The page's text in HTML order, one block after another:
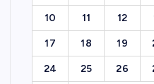
10 11 12
17 18 19
24 25 26